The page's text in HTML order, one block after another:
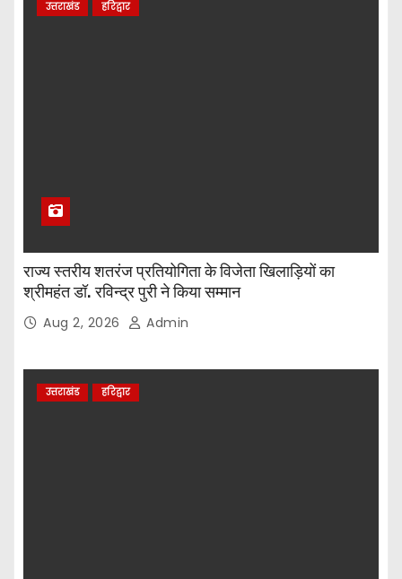
उत्तराखंड हरिद्वार
राज्य स्तरीय शतरंज प्रतियोगिता के विजेता खिलाड़ियों का
श्रीमहंत डॉ. रविन्द्र पुरी ने किया सम्मान
Aug 2, 2026 Admin
उत्तराखंड हरिद्वार